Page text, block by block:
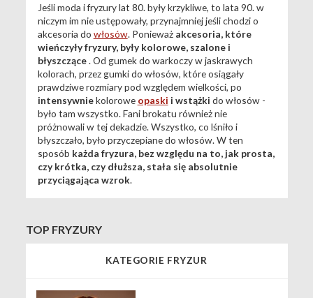
Jeśli moda i fryzury lat 80. były krzykliwe, to lata 90. w
niczym im nie ustępowały, przynajmniej jeśli chodzi o
akcesoria do włosów. Ponieważ akcesoria, które
wieńczyły fryzury, były kolorowe, szalone i
błyszczące. Od gumek do warkoczy w jaskrawych
kolorach, przez gumki do włosów, które osiągały
prawdziwe rozmiary pod względem wielkości, po
intensywniekolorowe opaski i wstążki do włosów -
było tam wszystko. Fani brokatu również nie
próżnowali w tej dekadzie. Wszystko, co lśniło i
błyszczało, było przyczepiane do włosów. W ten
sposób każda fryzura, bez względu na to, jak prosta,
czy krótka, czy dłuższa, stała się absolutnie
przyciągająca wzrok.
TOP FRYZURY
KATEGORIE FRYZUR